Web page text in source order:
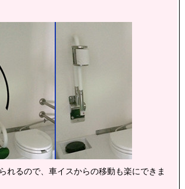
れるので、車イスからの移動も楽にできま